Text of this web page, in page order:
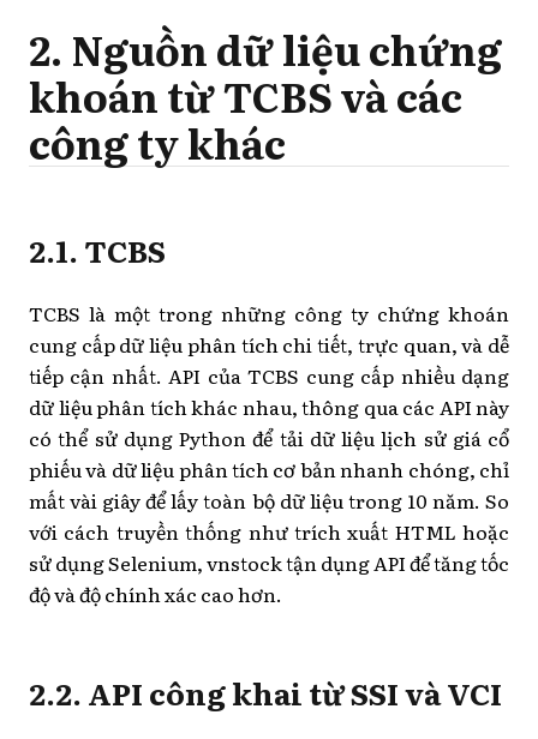
2. Nguồn dữ liệu chứng
khoán từ TCBS và các
công ty khác
2.1. TCBS
TCBS là một trong những công ty chứng khoán
cung cấp dữ liệu phân tích chi tiết, trực quan, và dễ
tiếp cận nhất. API của TCBS cung cấp nhiều dạng
dữ liệu phân tích khác nhau, thông qua các API này
có thể sử dụng Python để tải dữ liệu lịch sử giá cổ
phiếu và dữ liệu phân tích cơ bản nhanh chóng, chỉ
mất vài giây để lấy toàn bộ dữ liệu trong 10 năm. So
với cách truyền thống như trích xuất HTML hoặc
sử dụng Selenium, vnstock tận dụng API để tăng tốc
độ và độ chính xác cao hơn.
2.2. API công khai từ SSI và VCI